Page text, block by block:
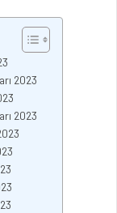
2023
2023